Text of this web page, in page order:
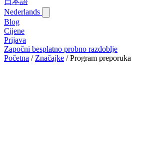
Nederlands
Blog‎
Cijene
Prijava
Započni besplatno probno razdoblje
Početna / Značajke / Program preporuka